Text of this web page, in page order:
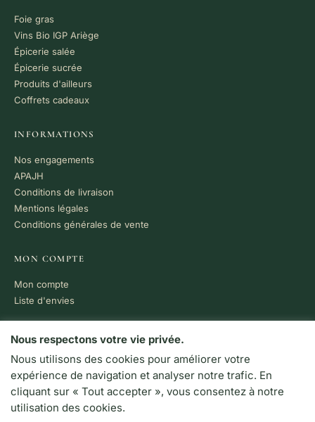
Foie gras
Vins Bio IGP Ariège
Épicerie salée
Épicerie sucrée
Produits d'ailleurs
Coffrets cadeaux
INFORMATIONS
Nos engagements
APAJH
Conditions de livraison
Mentions légales
Conditions générales de vente
MON COMPTE
Mon compte
Liste d'envies
PAIEMENT 100% SÉCURISÉ
VISA MC CB
LIVRAISON RAPIDE
Colissimo · Chronopost
Nous respectons votre vie privée.
Nous utilisons des cookies pour améliorer votre
expérience de navigation et analyser notre trafic. En
cliquant sur « Tout accepter », vous consentez à notre
utilisation des cookies.